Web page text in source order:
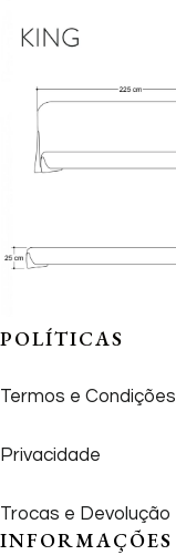
POLÍTICAS
Termos e Condições
Privacidade
Trocas e Devolução
INFORMAÇÕES